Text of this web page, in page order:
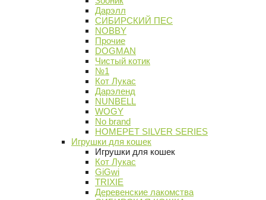
Дарэлл
СИБИРСКИЙ ПЕС
NOBBY
Прочие
DOGMAN
Чистый котик
№1
Кот Лукас
Дарэленд
NUNBELL
WOGY
No brand
HOMEPET SILVER SERIES
Игрушки для кошек
Игрушки для кошек
Кот Лукас
GiGwi
TRIXIE
Деревенские лакомства